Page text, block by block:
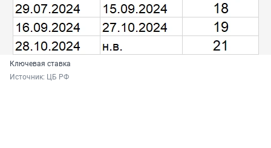
Ключевая ставка
Источник: ЦБ РФ